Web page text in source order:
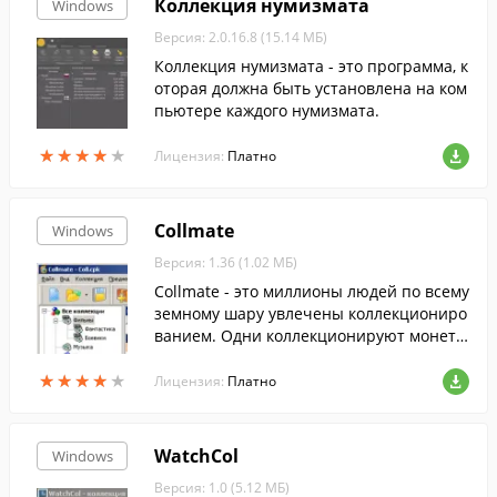
Windows
★★★★ ★
★★★★ ★
Коллекция нумизмата
Версия: 2.0.16.8 (15.14 МБ)
Коллекция нумизмата - это программа, к
оторая должна быть установлена на ком
пьютере каждого нумизмата.
Лицензия: Платно
Windows
★★★★ ★
★★★★ ★
Collmate
Версия: 1.36 (1.02 МБ)
Collmate - это миллионы людей по всему
земному шару увлечены коллекциониро
ванием. Одни коллекционируют монет
рышки.
Лицензия: Платно
Windows WatchCol
Версия: 1.0 (5.12 МБ)